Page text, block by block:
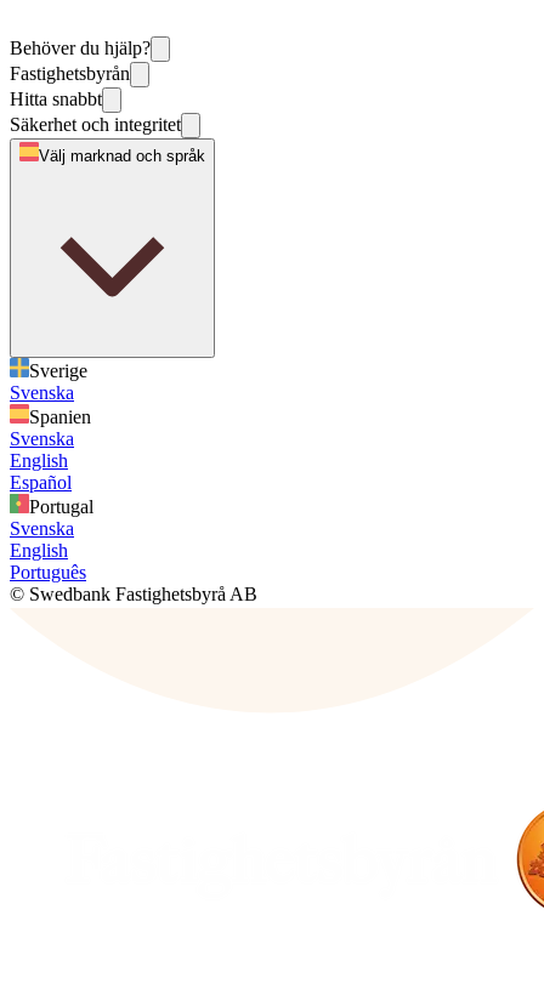
Behöver du hjälp?
Fastighetsbyrån
Hitta snabbt
Säkerhet och integritet
Välj marknad och språk
Sverige
Svenska
Spanien
Svenska
English
Español
Portugal
Svenska
English
Português
© Swedbank Fastighetsbyrå AB